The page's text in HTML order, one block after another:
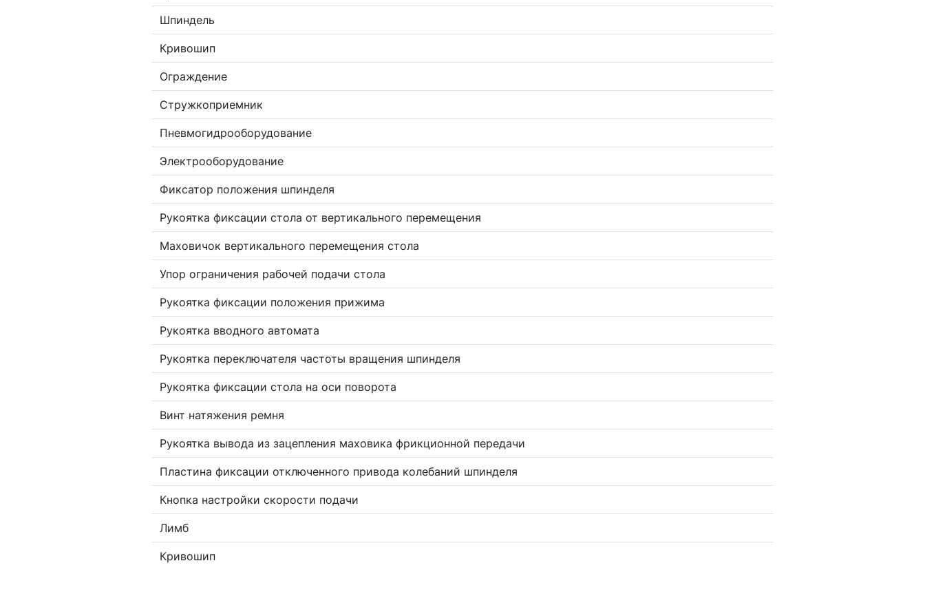
Шпиндель
Кривошип
Ограждение
Стружкоприемник
Пневмогидрооборудование
Электрооборудование
Фиксатор положения шпинделя
Рукоятка фиксации стола от вертикального перемещения
Маховичок вертикального перемещения стола
Упор ограничения рабочей подачи стола
Рукоятка фиксации положения прижима
Рукоятка вводного автомата
Рукоятка переключателя частоты вращения шпинделя
Рукоятка фиксации стола на оси поворота
Винт натяжения ремня
Рукоятка вывода из зацепления маховика фрикционной передачи
Пластина фиксации отключенного привода колебаний шпинделя
Кнопка настройки скорости подачи
Лимб
Кривошип